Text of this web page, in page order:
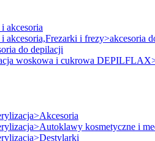
akcesoria
akcesoria,Frezarki i frezy>akcesoria
do depilacji
woskowa i cukrowa
kosmetyczne i